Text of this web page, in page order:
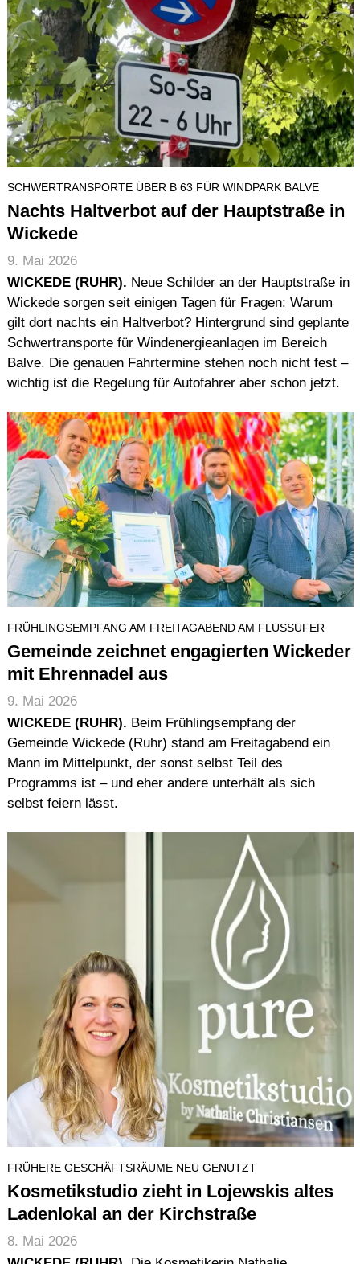
SCHWERTRANSPORTE ÜBER B 63 FÜR WINDPARK BALVE
Nachts Haltverbot auf der Hauptstraße in
Wickede
9. Mai 2026
WICKEDE (RUHR). Neue Schilder an der Hauptstraße in
Wickede sorgen seit einigen Tagen für Fragen: Warum
gilt dort nachts ein Haltverbot? Hintergrund sind geplante
Schwertransporte für Windenergieanlagen im Bereich
Balve. Die genauen Fahrtermine stehen noch nicht fest –
wichtig ist die Regelung für Autofahrer aber schon jetzt.
FRÜHLINGSEMPFANG AM FREITAGABEND AM FLUSSUFER
Gemeinde zeichnet engagierten Wickeder
mit Ehrennadel aus
9. Mai 2026
WICKEDE (RUHR). Beim Frühlingsempfang der
Gemeinde Wickede (Ruhr) stand am Freitagabend ein
Mann im Mittelpunkt, der sonst selbst Teil des
Programms ist – und eher andere unterhält als sich
selbst feiern lässt.
FRÜHERE GESCHÄFTSRÄUME NEU GENUTZT
Kosmetikstudio zieht in Lojewskis altes
Ladenlokal an der Kirchstraße
8. Mai 2026